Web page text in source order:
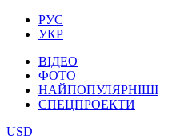
РУС
УКР
ВІДЕО
ФОТО
НАЙПОПУЛЯРНІШІ
СПЕЦПРОЕКТИ
USD